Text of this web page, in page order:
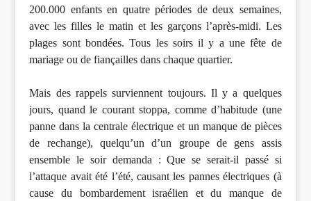
200.000 enfants en quatre périodes de deux semaines,
avec les filles le matin et les garçons l’après-midi. Les
plages sont bondées. Tous les soirs il y a une fête de
mariage ou de fiançailles dans chaque quartier.
Mais des rappels surviennent toujours. Il y a quelques
jours, quand le courant stoppa, comme d’habitude (une
panne dans la centrale électrique et un manque de pièces
de rechange), quelqu’un d’un groupe de gens assis
ensemble le soir demanda : Que se serait-il passé si
l’attaque avait été l’été, causant les pannes électriques (à
cause du bombardement israélien et du manque de